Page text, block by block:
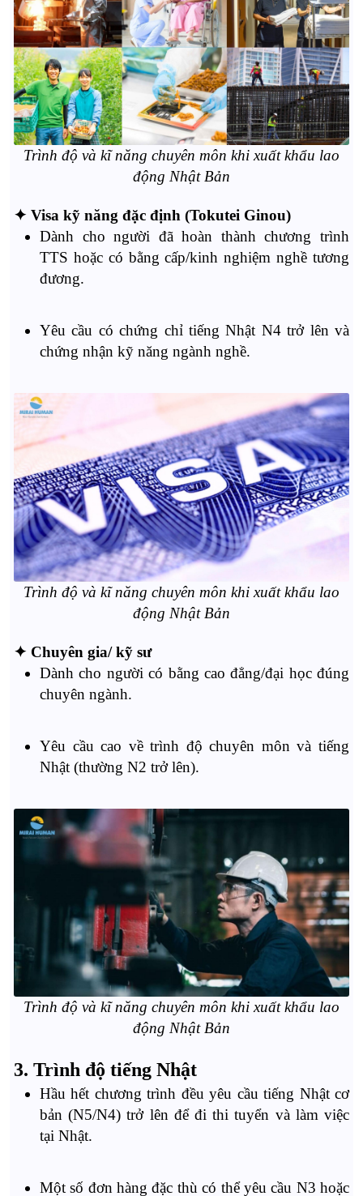
Trình độ và kĩ năng chuyên môn khi xuất khẩu lao
động Nhật Bản
✦ Visa kỹ năng đặc định (Tokutei Ginou)
Dành cho người đã hoàn thành chương trình
TTS hoặc có bằng cấp/kinh nghiệm nghề tương
đương.
Yêu cầu có chứng chỉ tiếng Nhật N4 trở lên và
chứng nhận kỹ năng ngành nghề.
Trình độ và kĩ năng chuyên môn khi xuất khẩu lao
động Nhật Bản
✦ Chuyên gia/ kỹ sư
Dành cho người có bằng cao đẳng/đại học đúng
chuyên ngành.
Yêu cầu cao về trình độ chuyên môn và tiếng
Nhật (thường N2 trở lên).
Trình độ và kĩ năng chuyên môn khi xuất khẩu lao
động Nhật Bản
3. Trình độ tiếng Nhật
Hầu hết chương trình đều yêu cầu tiếng Nhật cơ
bản (N5/N4) trở lên để đi thi tuyển và làm việc
tại Nhật.
Một số đơn hàng đặc thù có thể yêu cầu N3 hoặc